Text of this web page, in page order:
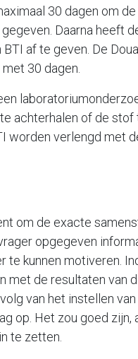
30 dagen om
Daarna heeft
af te geven. De
30 dagen.
achterhalen of de stof
worden verlengd met
om de exacte
opgegeven
kunnen motiveren.
met de resultaten van
van het instellen
op. Het zou goed
te zetten.